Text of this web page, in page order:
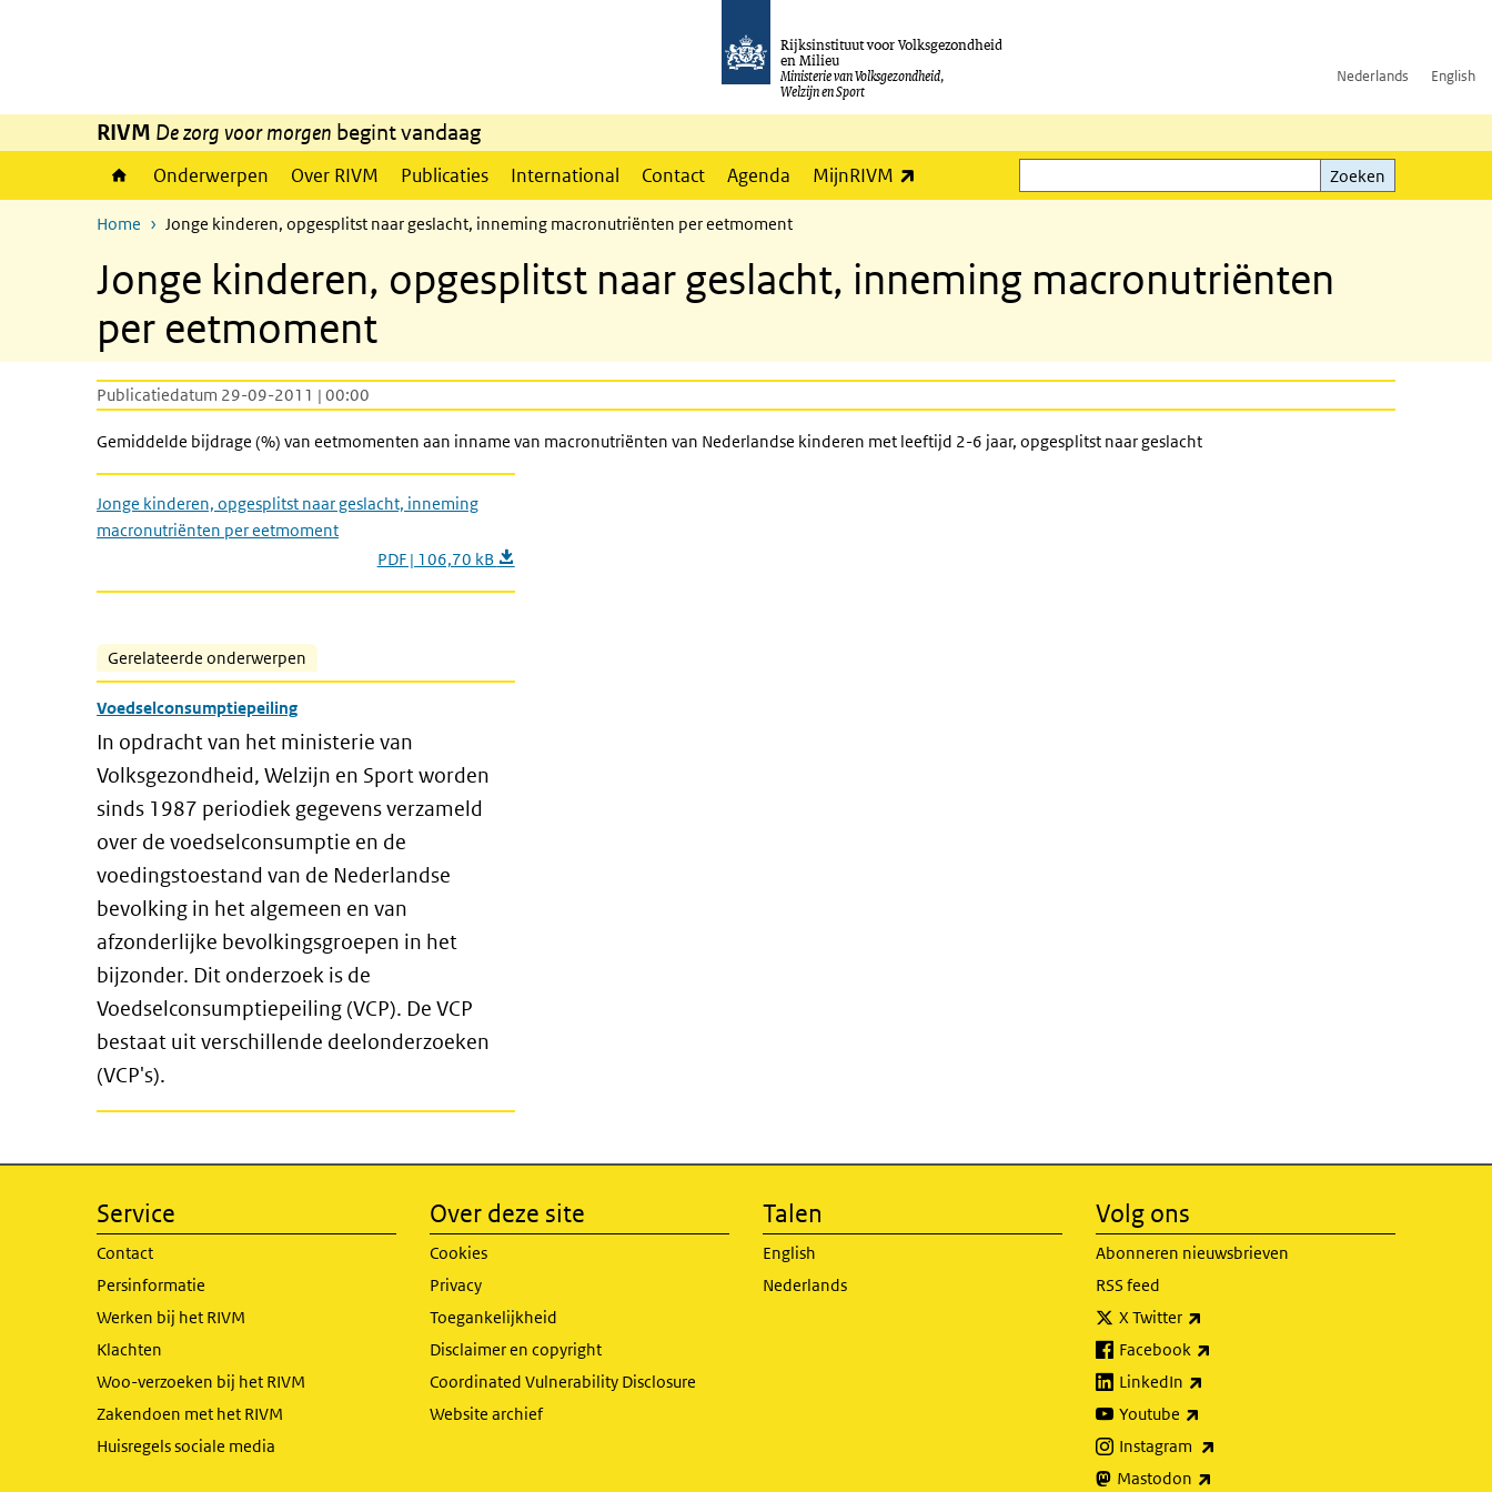
Rijksinstituut voor Volksgezondheid
en Milieu
Ministerie van Volksgezondheid,
Welzijn en Sport
Nederlands English
RIVM De zorg voor morgen begint vandaag
Onderwerpen Over RIVM Publicaties International Contact Agenda MijnRIVM
Zoeken
Zoeken
Home Jonge kinderen, opgesplitst naar geslacht, inneming macronutriënten per eetmoment
Jonge kinderen, opgesplitst naar geslacht, inneming macronutriënten
per eetmoment
Publicatiedatum 29-09-2011 | 00:00
Gemiddelde bijdrage (%) van eetmomenten aan inname van macronutriënten van Nederlandse kinderen met leeftijd 2-6 jaar, opgesplitst naar geslacht
Jonge kinderen, opgesplitst naar geslacht, inneming
macronutriënten per eetmoment
PDF | 106,70 kB
Gerelateerde onderwerpen
Voedselconsumptiepeiling
In opdracht van het ministerie van
Volksgezondheid, Welzijn en Sport worden
sinds 1987 periodiek gegevens verzameld
over de voedselconsumptie en de
voedingstoestand van de Nederlandse
bevolking in het algemeen en van
afzonderlijke bevolkingsgroepen in het
bijzonder. Dit onderzoek is de
Voedselconsumptiepeiling (VCP). De VCP
bestaat uit verschillende deelonderzoeken
(VCP's).
Service
Contact
Persinformatie
Werken bij het RIVM
Klachten
Woo-verzoeken bij het RIVM
Zakendoen met het RIVM
Huisregels sociale media
Over deze site
Cookies
Privacy
Toegankelijkheid
Disclaimer en copyright
Coordinated Vulnerability Disclosure
Website archief
Talen
English
Nederlands
Volg ons
Abonneren nieuwsbrieven
RSS feed
X Twitter
Facebook
LinkedIn
Youtube
Instagram
Mastodon